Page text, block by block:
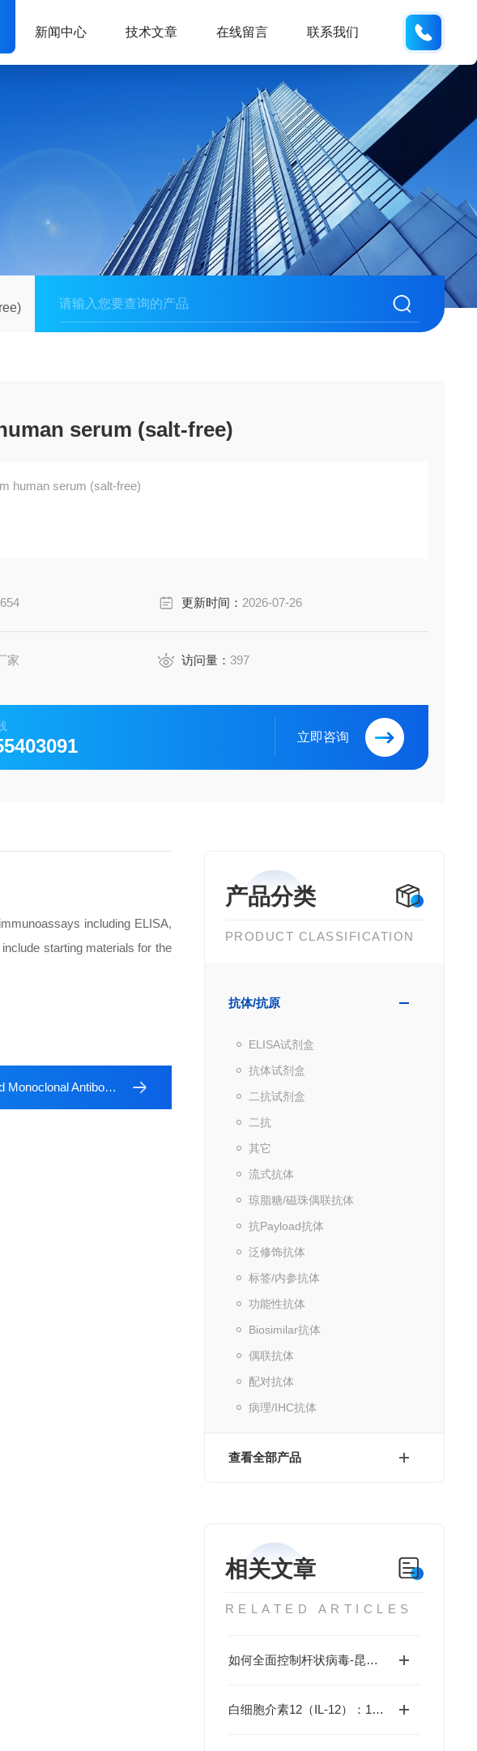
新闻中心 技术文章 在线留言 联系我们
serum (salt-free)
human serum (salt-free)
更新时间： 2026-07-26
家 访问量： 397
立即咨询
产品分类
PRODUCT CLASSIFICATION
抗体/抗原
ELISA试剂盒
抗体试剂盒
二抗试剂盒
二抗
其它
流式抗体
琼脂糖/磁珠偶联抗体
抗Payload抗体
泛修饰抗体
标签/内参抗体
功能性抗体
Biosimilar抗体
偶联抗体
配对抗体
病理/IHC抗体
查看全部产品
相关文章
RELATED ARTICLES
如何全面控制杆状病毒-昆虫细胞表达系统的产品质量？
白细胞介素12（IL-12）：1型免疫应答的“战略指挥官“
including ELISA,
starting materials for the
Antibody(Natalizumab)